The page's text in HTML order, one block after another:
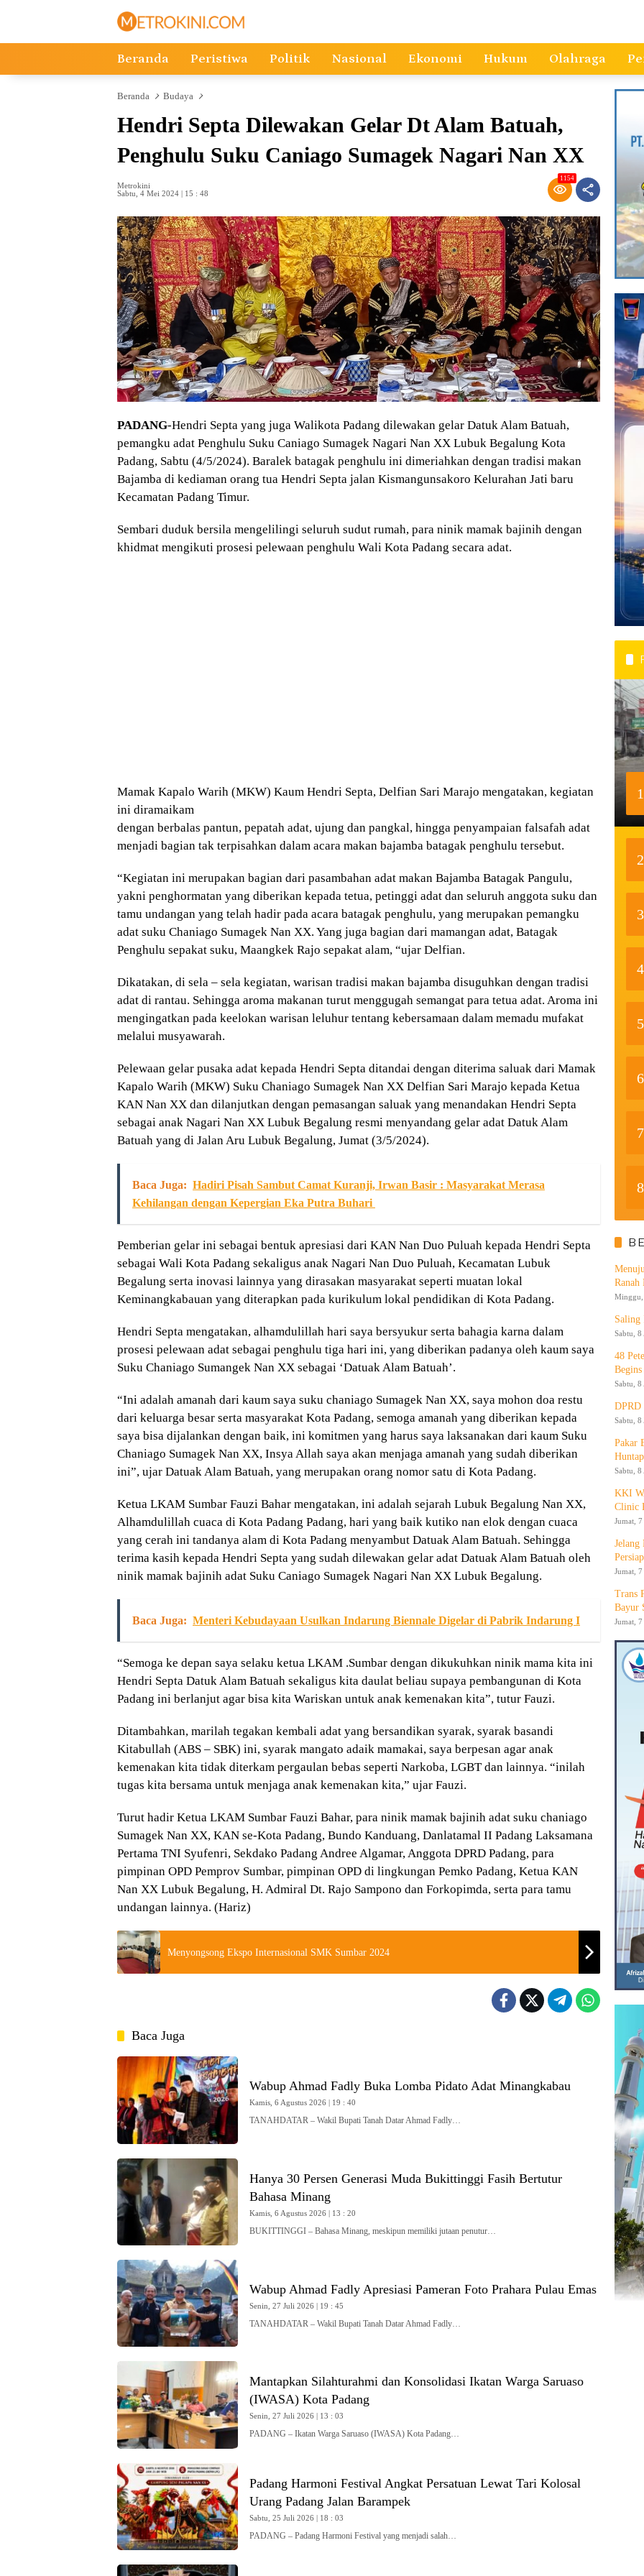
Beranda Peristiwa Politik Nasional Ekonomi Hukum Olahraga
Beranda Budaya
Hendri Septa Dilewakan Gelar Dt Alam Batuah,
Penghulu Suku Caniago Sumagek Nagari Nan XX
Metrokini
Sabtu, 4 Mei 2024 | 15 : 48
1154
PADANG-Hendri Septa yang juga Walikota Padang dilewakan gelar Datuk Alam Batuah,
pemangku adat Penghulu Suku Caniago Sumagek Nagari Nan XX Lubuk Begalung Kota
Padang, Sabtu (4/5/2024). Baralek batagak penghulu ini dimeriahkan dengan tradisi makan
Bajamba di kediaman orang tua Hendri Septa jalan Kismangunsakoro Kelurahan Jati baru
Kecamatan Padang Timur.
Sembari duduk bersila mengelilingi seluruh sudut rumah, para ninik mamak bajinih dengan
khidmat mengikuti prosesi pelewaan penghulu Wali Kota Padang secara adat.
Mamak Kapalo Warih (MKW) Kaum Hendri Septa, Delfian Sari Marajo mengatakan, kegiatan
ini diramaikam
dengan berbalas pantun, pepatah adat, ujung dan pangkal, hingga penyampaian falsafah adat
menjadi bagian tak terpisahkan dalam acara makan bajamba batagak penghulu tersebut.
“Kegiatan ini merupakan bagian dari pasambahan adat makan Bajamba Batagak Pangulu,
yakni penghormatan yang diberikan kepada tetua, petinggi adat dan seluruh anggota suku dan
tamu undangan yang telah hadir pada acara batagak penghulu, yang merupakan pemangku
adat suku Chaniago Sumagek Nan XX. Yang juga bagian dari mamangan adat, Batagak
Penghulu sepakat suku, Maangkek Rajo sepakat alam, “ujar Delfian.
Dikatakan, di sela – sela kegiatan, warisan tradisi makan bajamba disuguhkan dengan tradisi
adat di rantau. Sehingga aroma makanan turut menggugah semangat para tetua adat. Aroma ini
mengingatkan pada keelokan warisan leluhur tentang kebersamaan dalam memadu mufakat
melalui musyawarah.
Pelewaan gelar pusaka adat kepada Hendri Septa ditandai dengan diterima saluak dari Mamak
Kapalo Warih (MKW) Suku Chaniago Sumagek Nan XX Delfian Sari Marajo kepada Ketua
KAN Nan XX dan dilanjutkan dengan pemasangan saluak yang menandakan Hendri Septa
sebagai anak Nagari Nan XX Lubuk Begalung resmi menyandang gelar adat Datuk Alam
Batuah yang di Jalan Aru Lubuk Begalung, Jumat (3/5/2024).
Baca Juga: Hadiri Pisah Sambut Camat Kuranji, Irwan Basir : Masyarakat Merasa
Kehilangan dengan Kepergian Eka Putra Buhari
Pemberian gelar ini sebagai bentuk apresiasi dari KAN Nan Duo Puluah kepada Hendri Septa
sebagai Wali Kota Padang sekaligus anak Nagari Nan Duo Puluah, Kecamatan Lubuk
Begalung serta inovasi lainnya yang dirasakan masyarakat seperti muatan lokal
Keminangkabauan yang diterapkan pada kurikulum lokal pendidikan di Kota Padang.
Hendri Septa mengatakan, alhamdulillah hari saya bersyukur serta bahagia karna dalam
prosesi pelewaan adat sebagai penghulu tiga hari ini, yang diberikan padanya oleh kaum saya
Suku Chaniago Sumangek Nan XX sebagai ‘Datuak Alam Batuah’.
“Ini adalah amanah dari kaum saya suku chaniago Sumagek Nan XX, saya mohon doa restu
dari keluarga besar serta masyarakat Kota Padang, semoga amanah yang diberikan kepada
saya bisa dijalankan dengan baik, ini komitmen yang harus saya laksanakan dari kaum Suku
Chaniago Sumagek Nan XX, Insya Allah saya akan menjaga amanah yang sudah diberikan
ini”, ujar Datuak Alam Batuah, yang merupakan orang nomor satu di Kota Padang.
Ketua LKAM Sumbar Fauzi Bahar mengatakan, ini adalah sejarah Lubuk Begalung Nan XX,
Alhamdulillah cuaca di Kota Padang Padang, hari yang baik kutiko nan elok dengan cuaca
yang cerah ini tandanya alam di Kota Padang menyambut Datuak Alam Batuah. Sehingga
terima kasih kepada Hendri Septa yang sudah dilewakan gelar adat Datuak Alam Batuah oleh
ninik mamak bajinih adat Suku Caniago Sumagek Nagari Nan XX Lubuk Begalung.
Baca Juga: Menteri Kebudayaan Usulkan Indarung Biennale Digelar di Pabrik Indarung I
“Semoga ke depan saya selaku ketua LKAM .Sumbar dengan dikukuhkan ninik mama kita ini
Hendri Septa Datuk Alam Batuah sekaligus kita daulat beliau supaya pembangunan di Kota
Padang ini berlanjut agar bisa kita Wariskan untuk anak kemenakan kita”, tutur Fauzi.
Ditambahkan, marilah tegakan kembali adat yang bersandikan syarak, syarak basandi
Kitabullah (ABS – SBK) ini, syarak mangato adaik mamakai, saya berpesan agar anak
kemenakan kita tidak diterkam pergaulan bebas seperti Narkoba, LGBT dan lainnya. “inilah
tugas kita bersama untuk menjaga anak kemenakan kita,” ujar Fauzi.
Turut hadir Ketua LKAM Sumbar Fauzi Bahar, para ninik mamak bajinih adat suku chaniago
Sumagek Nan XX, KAN se-Kota Padang, Bundo Kanduang, Danlatamal II Padang Laksamana
Pertama TNI Syufenri, Sekdako Padang Andree Algamar, Anggota DPRD Padang, para
pimpinan OPD Pemprov Sumbar, pimpinan OPD di lingkungan Pemko Padang, Ketua KAN
Nan XX Lubuk Begalung, H. Admiral Dt. Rajo Sampono dan Forkopimda, serta para tamu
undangan lainnya. (Hariz)
Menyongsong Ekspo Internasional SMK Sumbar 2024
Baca Juga
Wabup Ahmad Fadly Buka Lomba Pidato Adat Minangkabau
Kamis, 6 Agustus 2026 | 19 : 40
TANAHDATAR – Wakil Bupati Tanah Datar Ahmad Fadly…
Hanya 30 Persen Generasi Muda Bukittinggi Fasih Bertutur
Bahasa Minang
Kamis, 6 Agustus 2026 | 13 : 20
BUKITTINGGI – Bahasa Minang, meskipun memiliki jutaan penutur…
Wabup Ahmad Fadly Apresiasi Pameran Foto Prahara Pulau Emas
Senin, 27 Juli 2026 | 19 : 45
TANAHDATAR – Wakil Bupati Tanah Datar Ahmad Fadly…
Mantapkan Silahturahmi dan Konsolidasi Ikatan Warga Saruaso
(IWASA) Kota Padang
Senin, 27 Juli 2026 | 13 : 03
PADANG – Ikatan Warga Saruaso (IWASA) Kota Padang…
Padang Harmoni Festival Angkat Persatuan Lewat Tari Kolosal
Urang Padang Jalan Barampek
Sabtu, 25 Juli 2026 | 18 : 03
PADANG – Padang Harmoni Festival yang menjadi salah…
1
2
3
4
5
6
7
8
Ranah
Minggu,
Saling
Sabtu, 8
48
Sabtu, 8
DPRD
Sabtu, 8
Pakar
Sabtu, 8
KKI
Clinic
Jumat,
Jelang
Jumat,
Trans
Bayur
Jumat,